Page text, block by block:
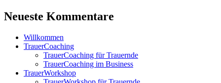
Neueste Kommentare
Willkommen
TrauerCoaching
TrauerCoaching für Trauernde
TrauerCoaching im Business
TrauerWorkshop